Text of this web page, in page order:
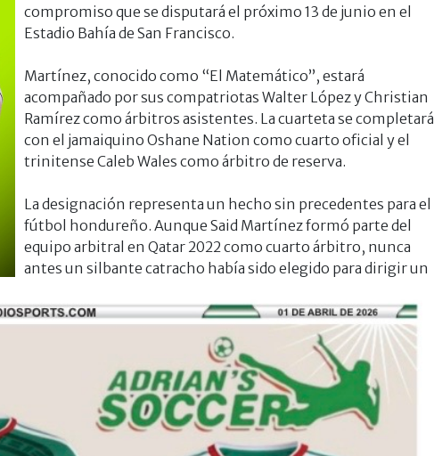
compromiso que se disputará el próximo 13 de junio en el
Estadio Bahía de San Francisco.
Martínez, conocido como “El Matemático”, estará
acompañado por sus compatriotas Walter López y Christian
Ramírez como árbitros asistentes. La cuarteta se completará
con el jamaiquino Oshane Nation como cuarto oficial y el
trinitense Caleb Wales como árbitro de reserva.
La designación representa un hecho sin precedentes para el
fútbol hondureño. Aunque Said Martínez formó parte del
equipo arbitral en Qatar 2022 como cuarto árbitro, nunca
antes un silbante catracho había sido elegido para dirigir un